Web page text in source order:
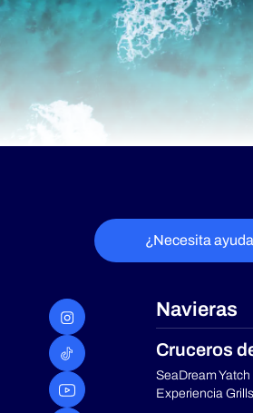
¿Necesita
Navieras
Cruceros
SeaDream Yatch
Experiencia